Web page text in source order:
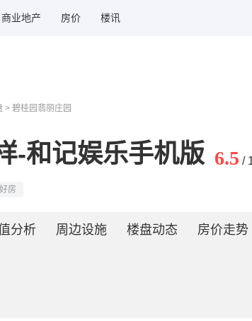
商业地产 房价 楼讯
> 碧桂园翡丽庄园
-和记娱乐手机版 6.5 /
房
分析 周边设施 楼盘动态 房价走势